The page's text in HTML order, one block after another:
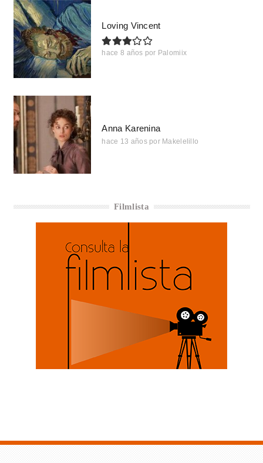
Loving Vincent
hace 8 años por Palomiix
Anna Karenina
hace 13 años por Makelelillo
Filmlista